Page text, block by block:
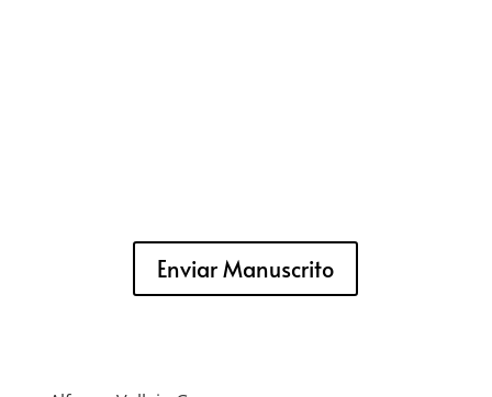
Enviar Manuscrito